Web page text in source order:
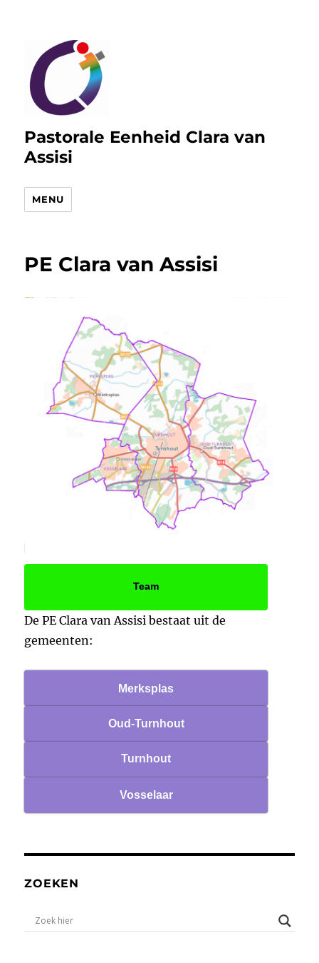
Pastorale Eenheid Clara van
Assisi
MENU
PE Clara van Assisi
Team
De PE Clara van Assisi bestaat uit de
gemeenten:
Merksplas
Oud-Turnhout
Turnhout
Vosselaar
ZOEKEN